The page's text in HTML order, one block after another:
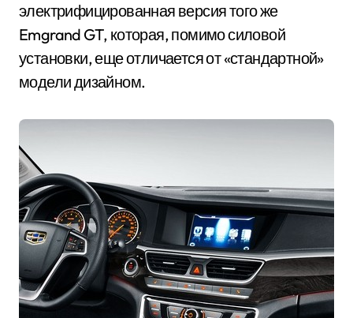
электрифицированная версия того же
Emgrand GT, которая, помимо силовой
установки, еще отличается от «стандартной»
модели дизайном.